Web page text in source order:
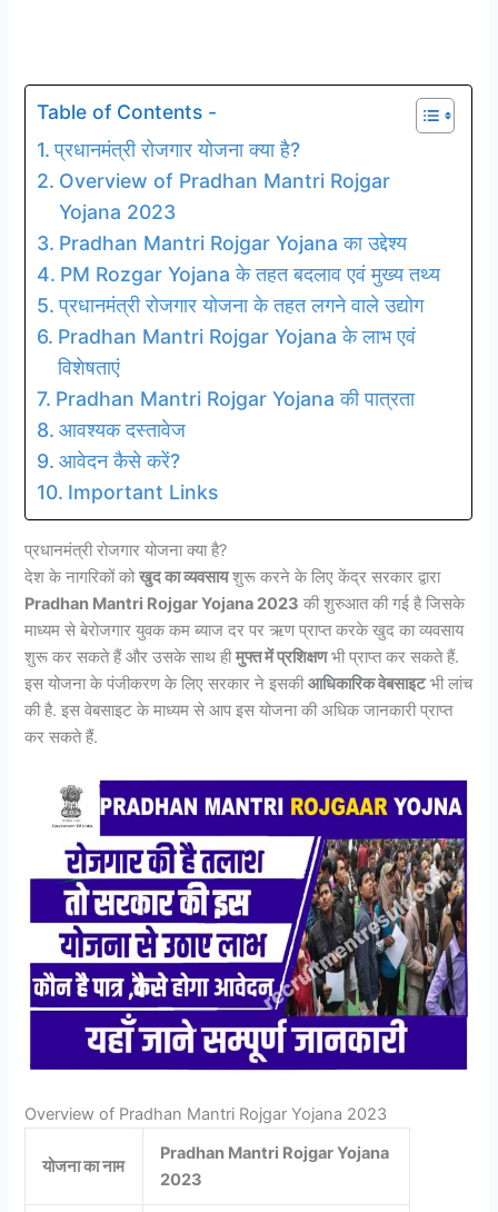
Table of Contents -
प्रधानमंत्री रोजगार योजना क्या है?
Overview of Pradhan Mantri Rojgar
Yojana 2023
Pradhan Mantri Rojgar Yojana का उद्देश्य
PM Rozgar Yojana के तहत बदलाव एवं मुख्य तथ्य
प्रधानमंत्री रोजगार योजना के तहत लगने वाले उद्योग
Pradhan Mantri Rojgar Yojana के लाभ एवं
विशेषताएं
Pradhan Mantri Rojgar Yojana की पात्रता
आवश्यक दस्तावेज
आवेदन कैसे करें?
Important Links
प्रधानमंत्री रोजगार योजना क्या है?
देश के नागरिकों कोखुद का व्यवसायशुरू करने के लिए केंद्र सरकार द्वारा
Pradhan Mantri Rojgar Yojana 2023 की शुरुआत की गई है जिसके
माध्यम से बेरोजगार युवक कम ब्याज दर पर ऋण प्राप्त करके खुद का व्यवसाय
शुरू कर सकते हैं और उसके साथ हीमुफ्त में प्रशिक्षणभी प्राप्त कर सकते हैं.
इस योजना के पंजीकरण के लिए सरकार ने इसकीआधिकारिक वेबसाइटभी लांच
की है. इस वेबसाइट के माध्यम से आप इस योजना की अधिक जानकारी प्राप्त
कर सकते हैं.
Overview of Pradhan Mantri Rojgar Yojana 2023
योजना का नाम
Pradhan Mantri Rojgar Yojana
2023